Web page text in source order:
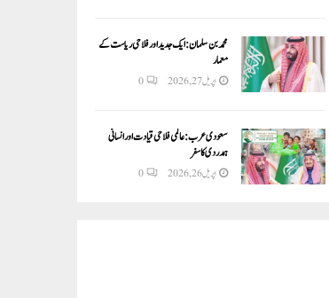
محمد بن سلمان: ایک جدید اور فلاحی ریاست کے
معمار
اپریل 27, 2026 0
سعودی عرب: عالمی فلاحی قیادت اور انسانی
ہمدردی کا سفر
اپریل 26, 2026 0